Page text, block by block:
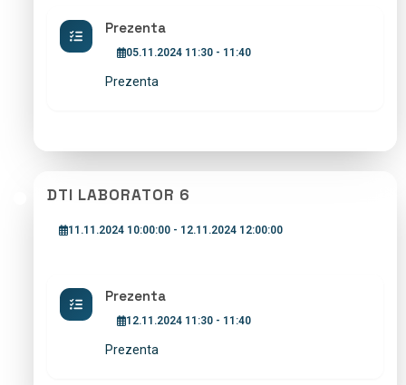
Prezenta
05.11.2024 11:30 - 11:40
Prezenta
DTI LABORATOR 6
11.11.2024 10:00:00 - 12.11.2024 12:00:00
Prezenta
12.11.2024 11:30 - 11:40
Prezenta